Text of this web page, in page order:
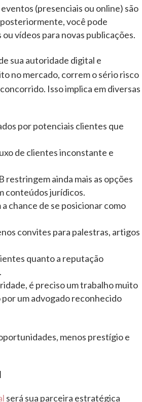
(presenciais ou online) são
você pode
vídeos para novas publicações.
sua autoridade digital e
no mercado, correm o sério risco
Isso implica em diversas
por potenciais clientes que
de clientes inconstante e
restringem ainda mais as opções
conteúdos jurídicos.
a chance de se posicionar como
convites para palestras, artigos
quanto a reputação
é preciso um trabalho muito
um advogado reconhecido
menos prestígio e
será sua parceira estratégica